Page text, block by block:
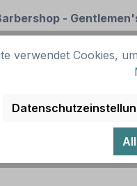
-
verwendet Cookies,